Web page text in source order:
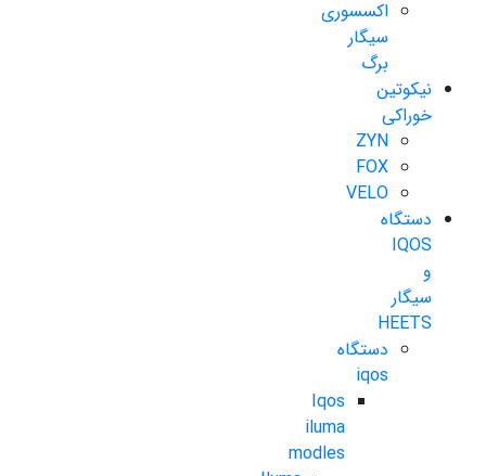
اکسسوری
سیگار
برگ
نیکوتین
خوراکی
ZYN
FOX
VELO
دستگاه
IQOS
و
سیگار
HEETS
دستگاه
iqos
Iqos
iluma
modles